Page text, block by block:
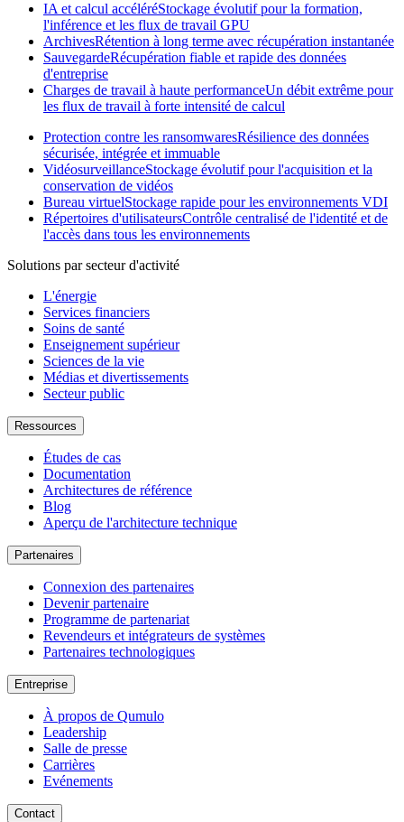
IA et calcul accéléréStockage évolutif pour la formation,
l'inférence et les flux de travail GPU
ArchivesRétention à long terme avec récupération instantanée
SauvegardeRécupération fiable et rapide des données
d'entreprise
Charges de travail à haute performanceUn débit extrême pour
les flux de travail à forte intensité de calcul
Protection contre les ransomwaresRésilience des données
sécurisée, intégrée et immuable
VidéosurveillanceStockage évolutif pour l'acquisition et la
conservation de vidéos
Bureau virtuelStockage rapide pour les environnements VDI
Répertoires d'utilisateursContrôle centralisé de l'identité et de
l'accès dans tous les environnements
Solutions par secteur d'activité
L'énergie
Services financiers
Soins de santé
Enseignement supérieur
Sciences de la vie
Médias et divertissements
Secteur public
Ressources
Études de cas
Documentation
Architectures de référence
Blog
Aperçu de l'architecture technique
Partenaires
Connexion des partenaires
Devenir partenaire
Programme de partenariat
Revendeurs et intégrateurs de systèmes
Partenaires technologiques
Entreprise
À propos de Qumulo
Leadership
Salle de presse
Carrières
Evénements
Contact